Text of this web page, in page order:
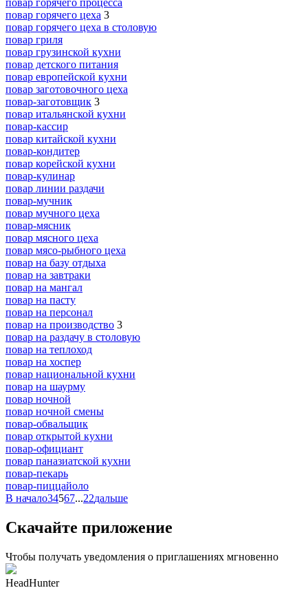
повар горячего цеха 3
повар горячего цеха в столовую
повар гриля
повар грузинской кухни
повар детского питания
повар европейской кухни
повар заготовочного цеха
повар-заготовщик 3
повар итальянской кухни
повар-кассир
повар китайской кухни
повар-кондитер
повар корейской кухни
повар-кулинар
повар линии раздачи
повар-мучник
повар мучного цеха
повар-мясник
повар мясного цеха
повар мясо-рыбного цеха
повар на базу отдыха
повар на завтраки
повар на мангал
повар на пасту
повар на персонал
повар на производство 3
повар на раздачу в столовую
повар на теплоход
повар на хоспер
повар национальной кухни
повар на шаурму
повар ночной
повар ночной смены
повар-обвальщик
повар открытой кухни
повар-официант
повар паназиатской кухни
повар-пекарь
повар-пиццайоло
В начало34567...22дальше
Скачайте приложение
Чтобы получать уведомления о приглашениях мгновенно
HeadHunter